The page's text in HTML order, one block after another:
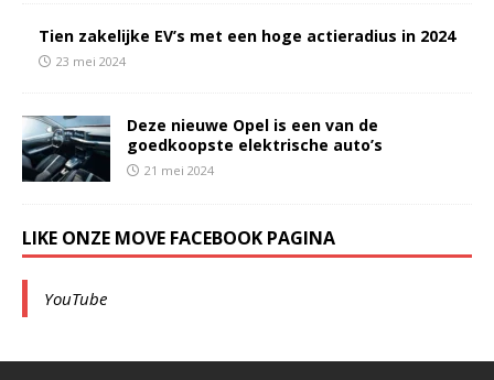
Tien zakelijke EV’s met een hoge actieradius in 2024
23 mei 2024
Deze nieuwe Opel is een van de
goedkoopste elektrische auto’s
21 mei 2024
LIKE ONZE MOVE FACEBOOK PAGINA
YouTube